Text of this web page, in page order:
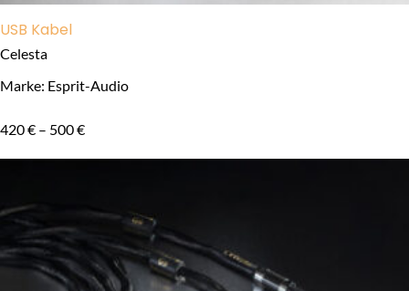
USB Kabel
Celesta
Marke: Esprit-Audio
420€ – 500€